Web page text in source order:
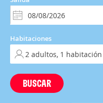
Habitaciones
BUSCAR